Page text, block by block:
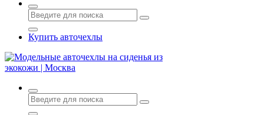
Купить авточехлы
Авточехлы с доставкой и установкой в Москве